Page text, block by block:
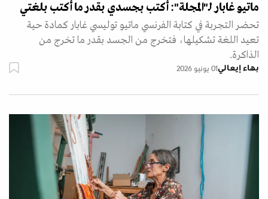
ماتيو غابار لـ"المجلة": أكتب بجسدي بقدر ما أكتب بلغتي
تحضر التجربة في كتابة الفرنسي ماتيو توليسي غابار كمادة حية
تعيد اللغة تشكيلها، فتخرج من الجسد بقدر ما تخرج من
الذاكرة.
بهاء إيعالي01 يونيو 2026